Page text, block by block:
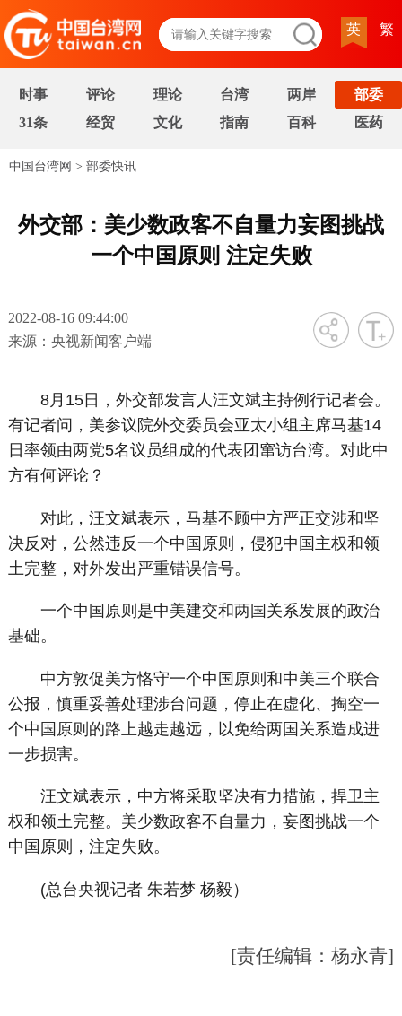
英 繁
时事 评论 理论 台湾 两岸
部委
31条
经贸 文化 指南 百科 医药
中国台湾网 > 部委快讯
外交部：美少数政客不自量力妄图挑战
一个中国原则 注定失败
2022-08-16 09:44:00
来源：央视新闻客户端
字号
8月15日，外交部发言人汪文斌主持例行记者会。
有记者问，美参议院外交委员会亚太小组主席马基14
日率领由两党5名议员组成的代表团窜访台湾。对此中
方有何评论？
对此，汪文斌表示，马基不顾中方严正交涉和坚
决反对，公然违反一个中国原则，侵犯中国主权和领
土完整，对外发出严重错误信号。
一个中国原则是中美建交和两国关系发展的政治
基础。
中方敦促美方恪守一个中国原则和中美三个联合
公报，慎重妥善处理涉台问题，停止在虚化、掏空一
个中国原则的路上越走越远，以免给两国关系造成进
一步损害。
汪文斌表示，中方将采取坚决有力措施，捍卫主
权和领土完整。美少数政客不自量力，妄图挑战一个
中国原则，注定失败。
(总台央视记者 朱若梦 杨毅）
[责任编辑：杨永青]